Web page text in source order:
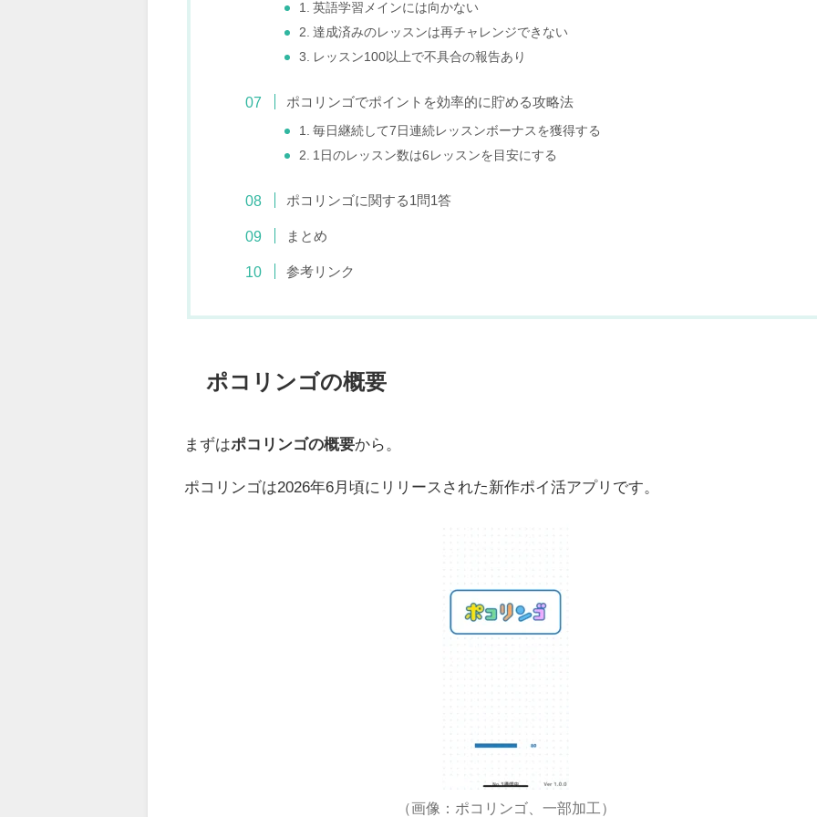
1. 英語学習メインには向かない
2. 達成済みのレッスンは再チャレンジできない
3. レッスン100以上で不具合の報告あり
ポコリンゴでポイントを効率的に貯める攻略法
1. 毎日継続して7日連続レッスンボーナスを獲得する
2. 1日のレッスン数は6レッスンを目安にする
ポコリンゴに関する1問1答
まとめ
参考リンク
ポコリンゴの概要
まずはポコリンゴの概要から。
ポコリンゴは2026年6月頃にリリースされた新作ポイ活アプリです。
（画像：ポコリンゴ、一部加工）